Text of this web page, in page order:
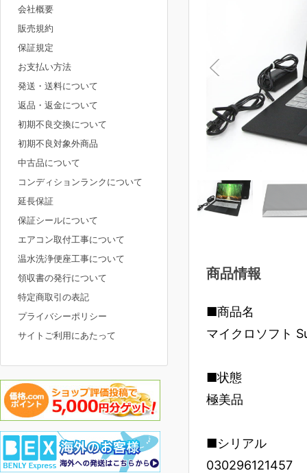
商品情報
■商品名
マイクロソフト
■状態
極美品
■シリアル
030296121457
会社概要
販売規約
保証規定
お支払い方法
発送・送料について
返品・返金について
初期不良交換について
初期不良対象外商品
中古品について
コンディションランクについて
延長保証
保証シールについて
エアコン取付工事について
温水洗浄便座工事について
領収書の発行について
特定商取引の表記
プライバシーポリシー
サイトご利用にあたって